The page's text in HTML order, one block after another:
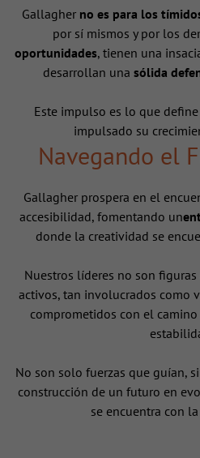
Gallagher no es para los
por sí mismos y por los
oportunidades, tienen una
desarrollan una sólida
Este impulso es lo que
impulsado su
Navegando el
Gallagher prospera en el
accesibilidad, fomentando un
donde la creatividad se
Nuestros líderes no son
activos, tan involucrados como
comprometidos con el
No son solo fuerzas que guían,
construcción de un futuro en
se encuentra con